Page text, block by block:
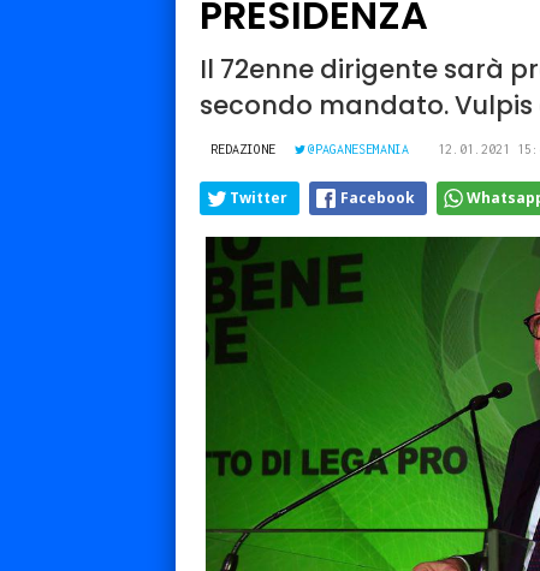
PRESIDENZA
Il 72enne dirigente sarà
secondo mandato. Vulpis
REDAZIONE @PAGANESEMANIA 12.01.2021
Twitter Facebook